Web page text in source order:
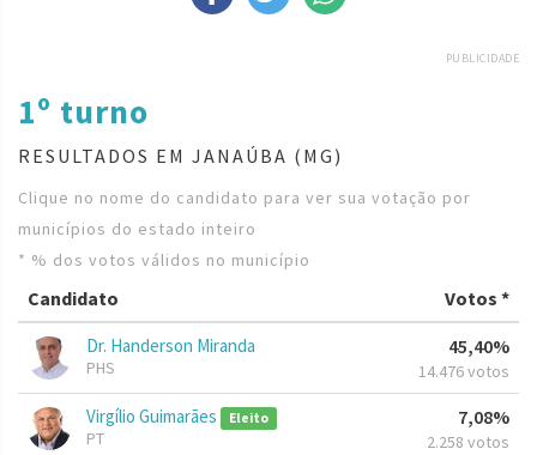
PUBLICIDADE
1º turno
RESULTADOS EM JANAÚBA (MG)
Clique no nome do candidato para ver sua votação por
municípios do estado inteiro
* % dos votos válidos no município
Candidato Votos *
Dr. Handerson Miranda
PHS
45,40%
14.476 votos
Virgílio Guimarães Eleito
PT
7,08%
2.258 votos